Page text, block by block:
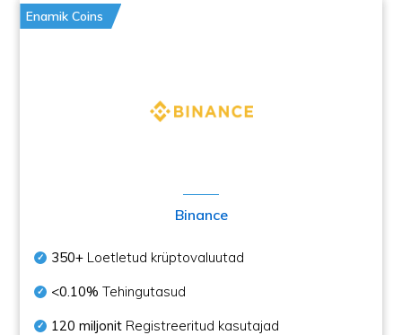
Enamik Coins
Binance
350+ Loetletud krüptovaluutad
<0.10% Tehingutasud
120 miljonit Registreeritud kasutajad